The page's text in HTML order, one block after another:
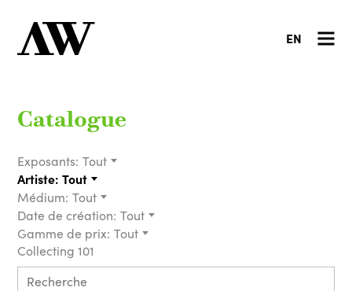
EN
Catalogue
Exposants: Tout
Artiste: Tout
Médium: Tout
Date de création: Tout
Gamme de prix: Tout
Collecting 101